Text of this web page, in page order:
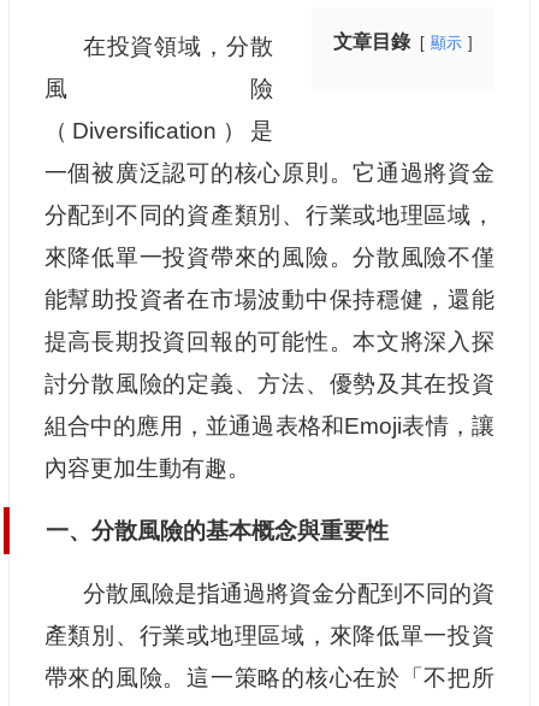
文章目錄 顯示
在投資領域，分散
風險
（Diversification）是
一個被廣泛認可的核心原則。它通過將資金
分配到不同的資產類別、行業或地理區域，
來降低單一投資帶來的風險。分散風險不僅
能幫助投資者在市場波動中保持穩健，還能
提高長期投資回報的可能性。本文將深入探
討分散風險的定義、方法、優勢及其在投資
組合中的應用，並通過表格和Emoji表情，讓
內容更加生動有趣。
一、分散風險的基本概念與重要性
分散風險是指通過將資金分配到不同的資
產類別、行業或地理區域，來降低單一投資
帶來的風險。這一策略的核心在於「不把所